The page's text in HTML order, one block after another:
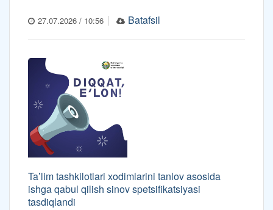
27.07.2026 / 10:56 Batafsil
Taʼlim tashkilotlari xodimlarini tanlov asosida
ishga qabul qilish sinov spetsifikatsiyasi
tasdiqlandi